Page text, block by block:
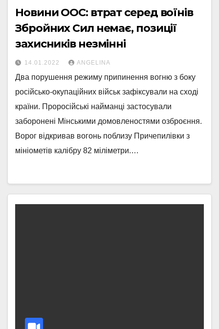
Новини ООС: втрат серед воїнів
Збройних Сил немає, позиції
захисників незмінні
14.01.2022 ANGELINA
Два порушення режиму припинення вогню з боку
російсько-окупаційних військ зафіксували на сході
країни. Проросійські найманці застосували
заборонені Мінськими домовленостями озброєння.
Ворог відкривав вогонь поблизу Причепилівки з
мініометів калібру 82 міліметри.…